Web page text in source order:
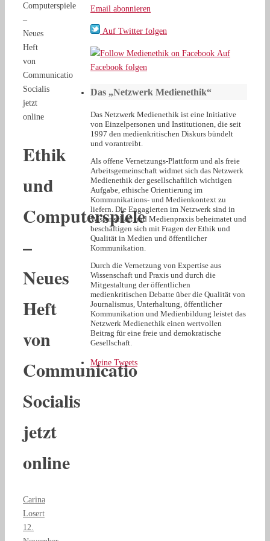
Computerspiele
–
Neues
Heft
von
Communicatio
Socialis
jetzt
online
Ethik
und
Computerspiele
–
Neues
Heft
von
Communicatio
Socialis
jetzt
online
Carina
Losert
12.
Email abonnieren
Auf Twitter folgen
Auf
Facebook folgen
Das „Netzwerk Medienethik“
Das Netzwerk Medienethik ist eine Initiative
von Einzelpersonen und Institutionen, die seit
1997 den medienkritischen Diskurs bündelt
und vorantreibt.
Als offene Vernetzungs-Plattform und als freie
Arbeitsgemeinschaft widmet sich das Netzwerk
Medienethik der gesellschaftlich wichtigen
Aufgabe, ethische Orientierung im
Kommunikations- und Medienkontext zu
liefern. Die Engagierten im Netzwerk sind in
Wissenschaft und Medienpraxis beheimatet und
beschäftigen sich mit Fragen der Ethik und
Qualität in Medien und öffentlicher
Kommunikation.
Durch die Vernetzung von Expertise aus
Wissenschaft und Praxis und durch die
Mitgestaltung der öffentlichen
medienkritischen Debatte über die Qualität von
Journalismus, Unterhaltung, öffentlicher
Kommunikation und Medienbildung leistet das
Netzwerk Medienethik einen wertvollen
Beitrag für eine freie und demokratische
Gesellschaft.
Meine Tweets